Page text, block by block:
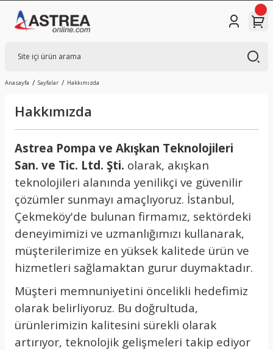
Anasayfa Sayfalar Hakkımızda
Hakkımızda
Astrea Pompa ve Akışkan Teknolojileri
San. ve Tic. Ltd. Şti. olarak, akışkan
teknolojileri alanında yenilikçi ve güvenilir
çözümler sunmayı amaçlıyoruz. İstanbul,
Çekmeköy'de bulunan firmamız, sektördeki
deneyimimizi ve uzmanlığımızı kullanarak,
müşterilerimize en yüksek kalitede ürün ve
hizmetleri sağlamaktan gurur duymaktadır.
Müşteri memnuniyetini öncelikli hedefimiz
olarak belirliyoruz. Bu doğrultuda,
ürünlerimizin kalitesini sürekli olarak
artırıyor, teknolojik gelişmeleri takip ediyor